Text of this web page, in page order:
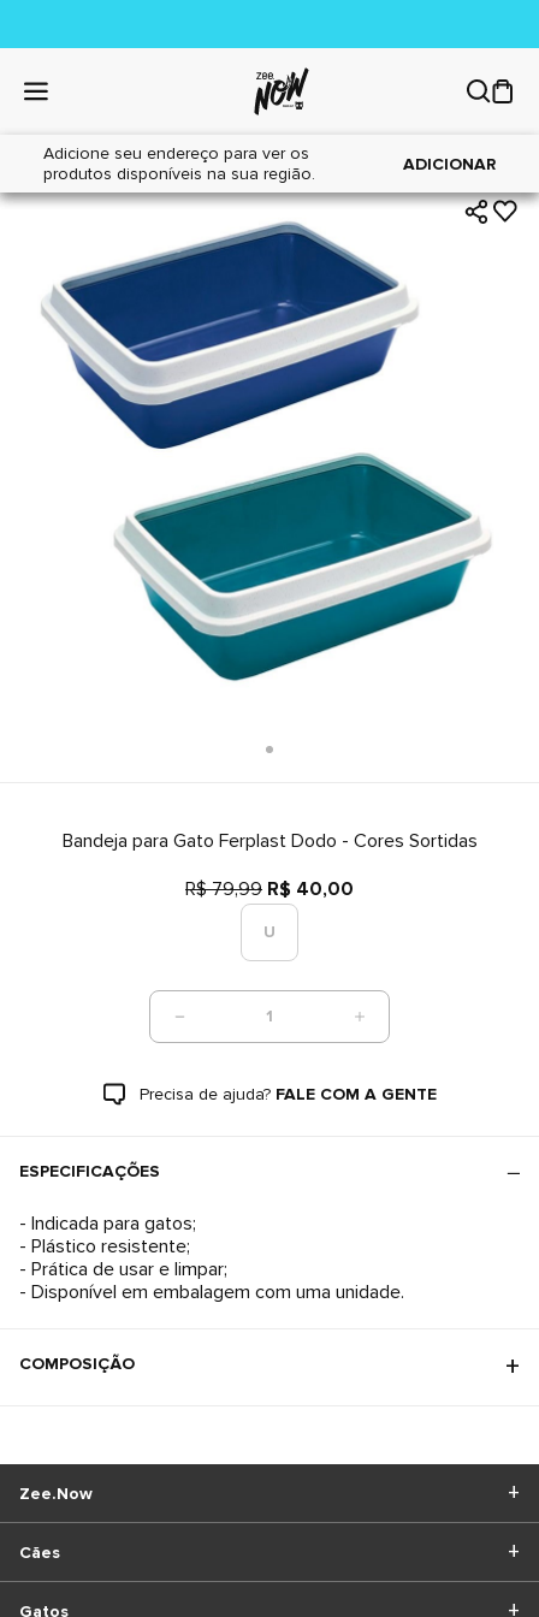
Adicione seu endereço para ver os
produtos disponíveis na sua região.
ADICIONAR
Home|Gatos|Areia Sanitária
Bandeja para Gato Ferplast Dodo - Cores Sortidas
R$ 79,99 R$ 40,00
U
1
Precisa de ajuda? FALE COM A GENTE
ESPECIFICAÇÕES
- Indicada para gatos;
- Plástico resistente;
- Prática de usar e limpar;
- Disponível em embalagem com uma unidade.
COMPOSIÇÃO
Cães
Gatos
Zee.Now